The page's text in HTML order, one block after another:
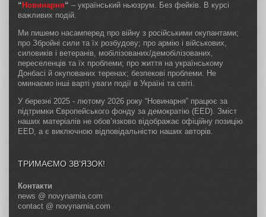
“ Новинарня“ – український ньюзрум. Без фейків. В курсі
важливих подій.
Ми пишемо насамперед про війну з російськими окупантами;
про Збройні сили та їх розбудову; про армію і військових,
силовиків і ветеранів, мобілізованих/демобілізованих,
переселенців та їх проблеми; про життя на українському
Донбасі й окупованих теренах; безпекові проблеми. Не
оминаємо інші варті уваги події в Україні та світі.
У березні 2025 - лютому 2026 року “Новинарня” працює за
підтримки Європейського фонду за демократію (EED). Зміст
наших матеріалів не обов’язково відображає офіційну позицію
EED, а є виключною відповідальністю наших авторів.
ТРИМАЄМО ЗВ’ЯЗОК!
Контакти
news @ novynarnia.com
contact @ novynarnia.com